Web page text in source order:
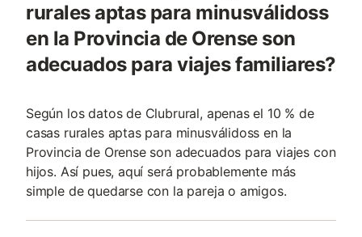
rurales aptas para minusválidoss
en la Provincia de Orense son
adecuados para viajes familiares?
Según los datos de Clubrural, apenas el 10 % de
casas rurales aptas para minusválidoss en la
Provincia de Orense son adecuados para viajes con
hijos. Así pues, aquí será probablemente más
simple de quedarse con la pareja o amigos.